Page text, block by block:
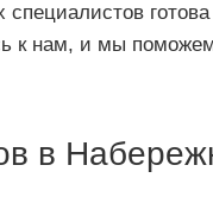
к нам, и мы
в